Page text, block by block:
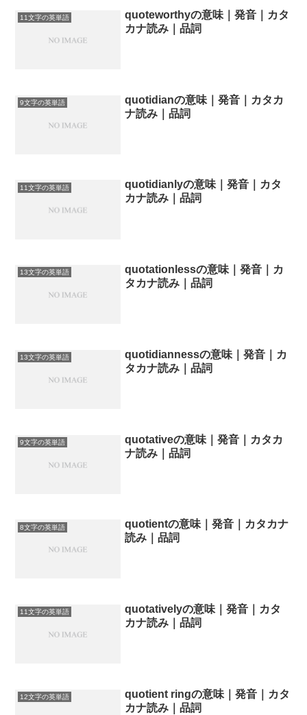
11文字の英単語
quoteworthyの意味｜発音｜カタ
カナ読み｜品詞
9文字の英単語
quotidianの意味｜発音｜カタカ
ナ読み｜品詞
11文字の英単語
quotidianlyの意味｜発音｜カタ
カナ読み｜品詞
13文字の英単語
quotationlessの意味｜発音｜カ
タカナ読み｜品詞
13文字の英単語
quotidiannessの意味｜発音｜カ
タカナ読み｜品詞
9文字の英単語
quotativeの意味｜発音｜カタカ
ナ読み｜品詞
8文字の英単語
quotientの意味｜発音｜カタカナ
読み｜品詞
11文字の英単語
quotativelyの意味｜発音｜カタ
カナ読み｜品詞
12文字の英単語
quotient ringの意味｜発音｜カタ
カナ読み｜品詞